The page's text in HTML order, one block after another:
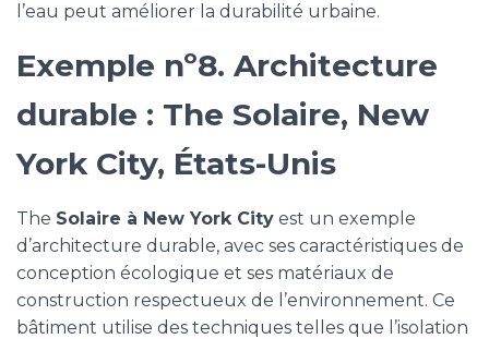
l’eau peut améliorer la durabilité urbaine.
Exemple nº8. Architecture
durable : The Solaire, New
York City, États-Unis
The Solaire à New York City est un exemple
d’architecture durable, avec ses caractéristiques de
conception écologique et ses matériaux de
construction respectueux de l’environnement. Ce
bâtiment utilise des techniques telles que l’isolation